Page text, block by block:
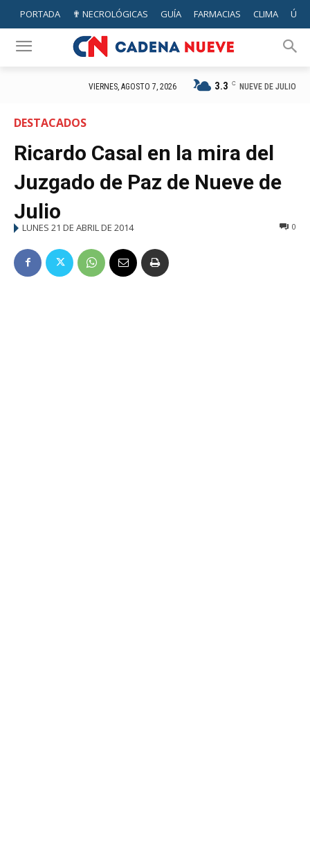
PORTADA ✟ NECROLÓGICAS GUÍA FARMACIAS CLIMA
VIERNES, AGOSTO 7, 2026 3.3 C NUEVE DE JULIO
DESTACADOS
Ricardo Casal en la mira del
Juzgado de Paz de Nueve de
Julio
LUNES 21 DE ABRIL DE 2014 0